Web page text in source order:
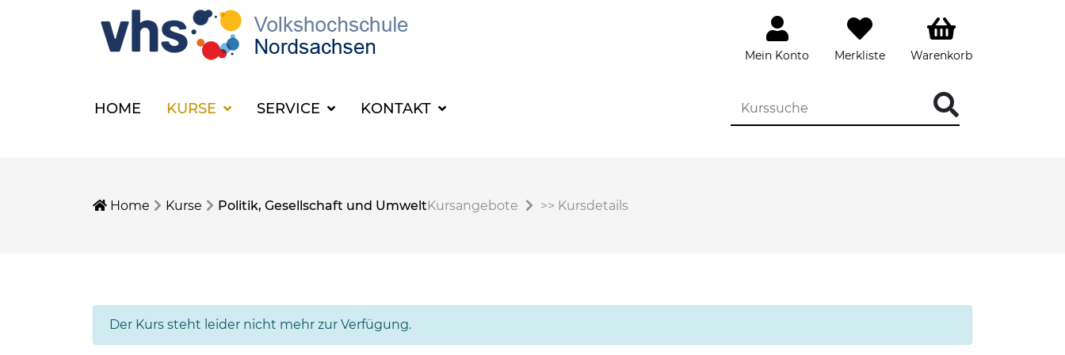
Mein Konto Merkliste Warenkorb
HOME KURSE SERVICE KONTAKT
Home Kurse Politik, Gesellschaft und UmweltKursangebote >> Kursdetails
Der Kurs steht leider nicht mehr zur Verfügung.